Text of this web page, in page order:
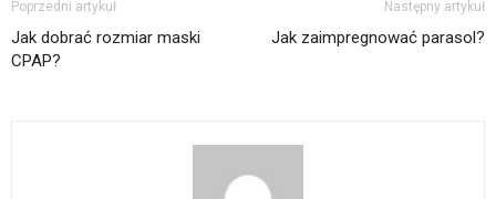
Poprzedni artykuł
Jak dobrać rozmiar maski
CPAP?
Następny artykuł
Jak zaimpregnować parasol?